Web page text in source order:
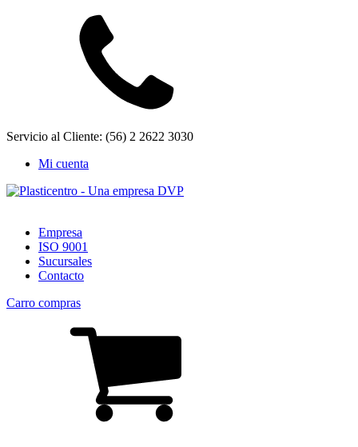
Servicio al Cliente: (56) 2 2622 3030
Mi cuenta
Empresa
ISO 9001
Sucursales
Contacto
Carro compras